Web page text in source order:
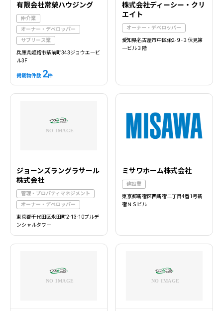
有限会社常榮ハウジング
仲介業
オーナー・デベロッパー
サブリース業
兵庫県姫路市駅前町343ジョウエ―ビ
ル3F
掲載物件数 2件
株式会社ディーシー・クリ
エイト
オーナー・デベロッパー
愛知県名古屋市中区栄2-９-３伏見第
一ビル３階
ジョーンズラングラサール
株式会社
管理・プロパティマネジメント
オーナー・デベロッパー
東京都千代田区永田町2-13-10プルデ
ンシャルタワー
ミサワホーム株式会社
建設業
東京都新宿区西新宿二丁目4番1号新
宿ＮＳビル